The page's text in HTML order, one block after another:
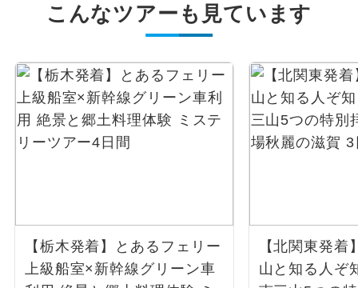
こんなツアーも見ています
【栃木発着】とあるフェリー
上級船室×新幹線グリーン車
【北関東発着
山と知る人ぞ